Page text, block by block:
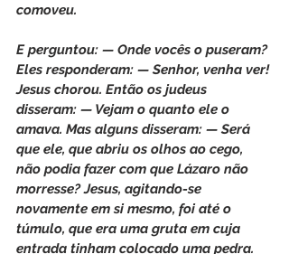
comoveu.
E perguntou: — Onde vocês o puseram?
Eles responderam: — Senhor, venha ver!
Jesus chorou. Então os judeus
disseram: — Vejam o quanto ele o
amava. Mas alguns disseram: — Será
que ele, que abriu os olhos ao cego,
não podia fazer com que Lázaro não
morresse? Jesus, agitando-se
novamente em si mesmo, foi até o
túmulo, que era uma gruta em cuja
entrada tinham colocado uma pedra.